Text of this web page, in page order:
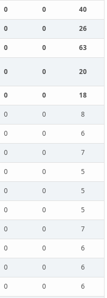
0 0
40
0 0
26
0 0 63
0 0 20
0 0
18
0 0
8
0 0
6
0 0
7
0 0
5
0 0
5
0 0
5
0 0
7
0 0
6
0 0
6
0 0
6